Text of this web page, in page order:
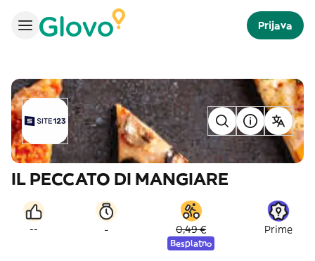
Prijava
IL PECCATO DI MANGIARE
-- - 0,49 €
Besplatno
Prime